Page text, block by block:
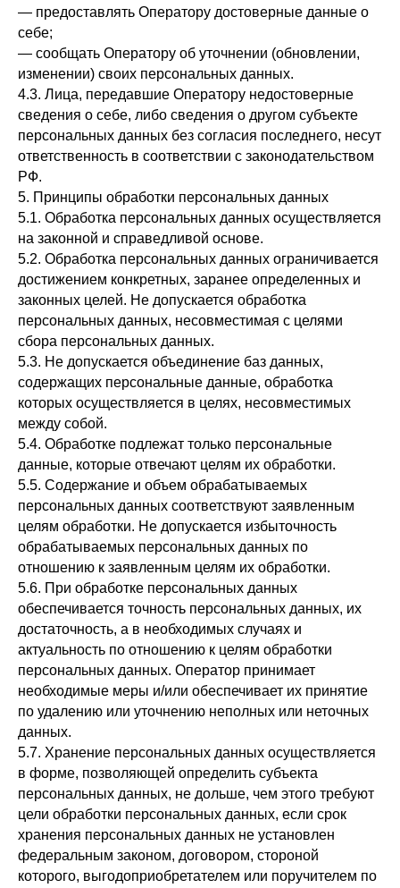
— предоставлять Оператору достоверные данные о
себе;
— сообщать Оператору об уточнении (обновлении,
изменении) своих персональных данных.
4.3. Лица, передавшие Оператору недостоверные
сведения о себе, либо сведения о другом субъекте
персональных данных без согласия последнего, несут
ответственность в соответствии с законодательством
РФ.
5. Принципы обработки персональных данных
5.1. Обработка персональных данных осуществляется
на законной и справедливой основе.
5.2. Обработка персональных данных ограничивается
достижением конкретных, заранее определенных и
законных целей. Не допускается обработка
персональных данных, несовместимая с целями
сбора персональных данных.
5.3. Не допускается объединение баз данных,
содержащих персональные данные, обработка
которых осуществляется в целях, несовместимых
между собой.
5.4. Обработке подлежат только персональные
данные, которые отвечают целям их обработки.
5.5. Содержание и объем обрабатываемых
персональных данных соответствуют заявленным
целям обработки. Не допускается избыточность
обрабатываемых персональных данных по
отношению к заявленным целям их обработки.
5.6. При обработке персональных данных
обеспечивается точность персональных данных, их
достаточность, а в необходимых случаях и
актуальность по отношению к целям обработки
персональных данных. Оператор принимает
необходимые меры и/или обеспечивает их принятие
по удалению или уточнению неполных или неточных
данных.
5.7. Хранение персональных данных осуществляется
в форме, позволяющей определить субъекта
персональных данных, не дольше, чем этого требуют
цели обработки персональных данных, если срок
хранения персональных данных не установлен
федеральным законом, договором, стороной
которого, выгодоприобретателем или поручителем по